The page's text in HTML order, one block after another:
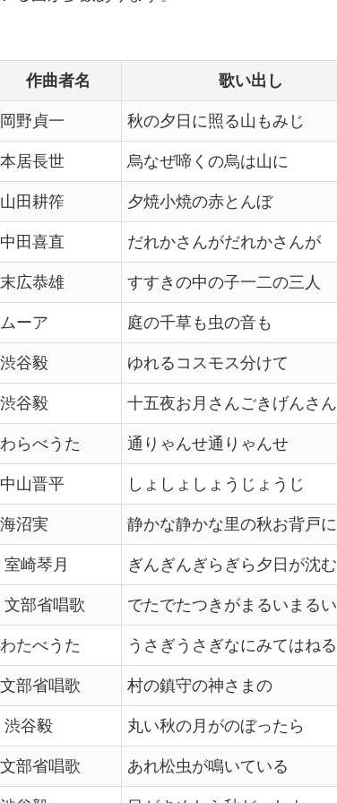
作曲者名 歌い出し
岡野貞一 秋の夕日に照る山もみじ
本居長世 烏なぜ啼くの烏は山に
山田耕筰 夕焼小焼の赤とんぼ
中田喜直 だれかさんがだれかさんが
末広恭雄 すすきの中の子一二の三人
ムーア 庭の千草も虫の音も
渋谷毅 ゆれるコスモス分けて
渋谷毅 十五夜お月さんごきげんさん
わらべうた 通りゃんせ通りゃんせ
中山晋平 しょしょしょうじょうじ
海沼実 静かな静かな里の秋お背戸に
室崎琴月 ぎんぎんぎらぎら夕日が沈む
文部省唱歌 でたでたつきがまるいまるい
わたべうた うさぎうさぎなにみてはねる
文部省唱歌 村の鎮守の神さまの
渋谷毅 丸い秋の月がのぼったら
文部省唱歌 あれ松虫が鳴いている